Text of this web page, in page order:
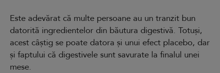
Este adevărat că multe persoane au un tranzit bun
datorită ingredientelor din băutura digestivă. Totuși,
acest câștig se poate datora și unui efect placebo, dar
și faptului că digestivele sunt savurate la finalul unei
mese.